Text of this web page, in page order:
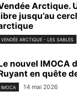
Arctique.
jusqu’au
VENDÉE ARCTIQUE - LES SABLES
nouvel IMOCA
en quête
IMOCA 14 mai 2026